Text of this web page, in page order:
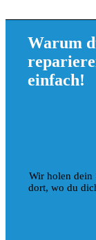
Warum
einfach!
Wir holen dein
dort, wo du